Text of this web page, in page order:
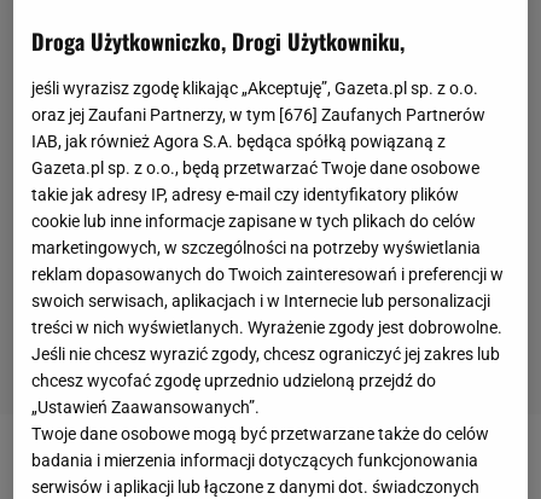
GRUPA SIERLECCY CZARNI SŁUPSK
Droga Użytkowniczko, Drogi Użytkowniku,
jeśli wyrazisz zgodę klikając „Akceptuję”, Gazeta.pl sp. z o.o.
oraz jej Zaufani Partnerzy, w tym [676] Zaufanych Partnerów
IAB, jak również Agora S.A. będąca spółką powiązaną z
Gazeta.pl sp. z o.o., będą przetwarzać Twoje dane osobowe
takie jak adresy IP, adresy e-mail czy identyfikatory plików
cookie lub inne informacje zapisane w tych plikach do celów
marketingowych, w szczególności na potrzeby wyświetlania
reklam dopasowanych do Twoich zainteresowań i preferencji w
swoich serwisach, aplikacjach i w Internecie lub personalizacji
treści w nich wyświetlanych. Wyrażenie zgody jest dobrowolne.
Jeśli nie chcesz wyrazić zgody, chcesz ograniczyć jej zakres lub
chcesz wycofać zgodę uprzednio udzieloną przejdź do
„Ustawień Zaawansowanych”.
Twoje dane osobowe mogą być przetwarzane także do celów
badania i mierzenia informacji dotyczących funkcjonowania
serwisów i aplikacji lub łączone z danymi dot. świadczonych